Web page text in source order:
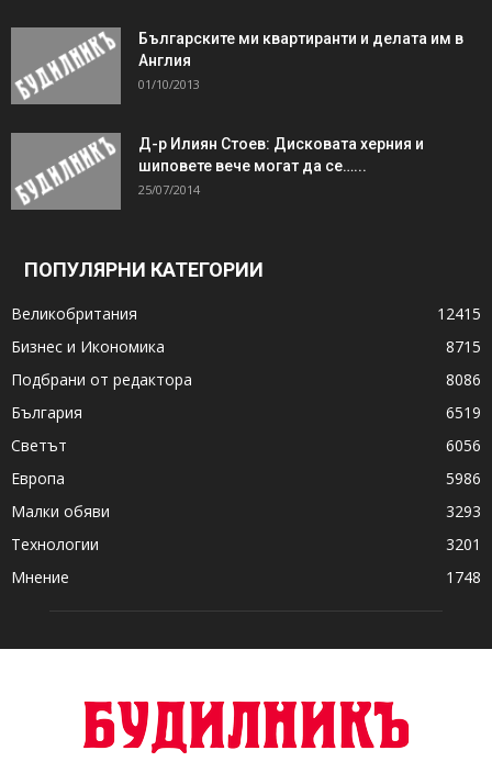
Българските ми квартиранти и делата им в
Англия
01/10/2013
Д-р Илиян Стоев: Дисковата херния и
шиповете вече могат да се…...
25/07/2014
ПОПУЛЯРНИ КАТЕГОРИИ
Великобритания
12415
Бизнес и Икономика
8715
Подбрани от редактора
8086
България
6519
Светът
6056
Европа
5986
Малки обяви
3293
Технологии
3201
Мнение
1748